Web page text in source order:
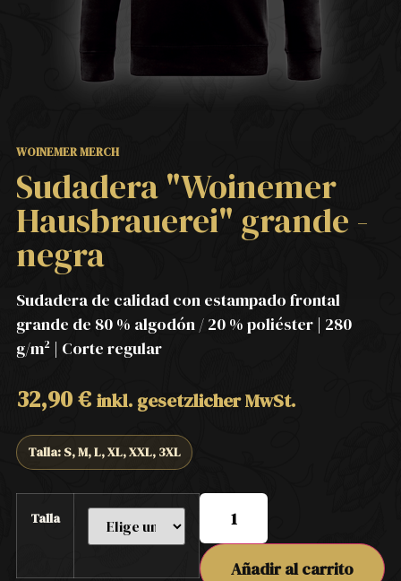
WOINEMER MERCH
Sudadera "Woinemer
Hausbrauerei" grande -
negra
Sudadera de calidad con estampado frontal
grande de 80 % algodón / 20 % poliéster | 280
g/m² | Corte regular
32,90€ inkl. gesetzlicher MwSt.
Talla: S, M, L, XL, XXL, 3XL
Talla
Añadir al carrito